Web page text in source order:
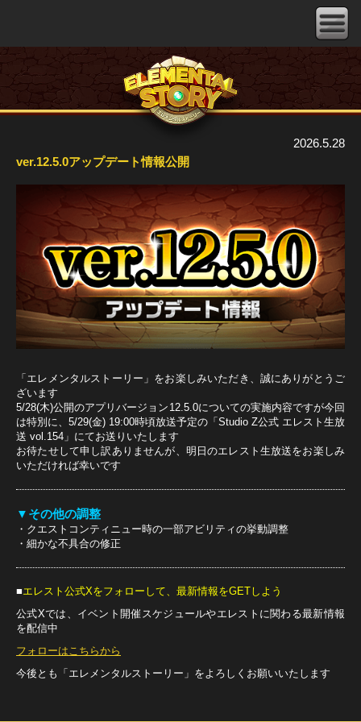
ver.12.5.0アップデート情報公開
2026.5.28
「エレメンタルストーリー」をお楽しみいただき、誠にありがとうご
ざいます
5/28(木)公開のアプリバージョン12.5.0についての実施内容ですが今回
は特別に、5/29(金) 19:00時頃放送予定の「Studio Z公式 エレスト生放
送 vol.154」にてお送りいたします
お待たせして申し訳ありませんが、明日のエレスト生放送をお楽しみ
いただければ幸いです
▼その他の調整
・クエストコンティニュー時の一部アビリティの挙動調整
・細かな不具合の修正
■エレスト公式Xをフォローして、最新情報をGETしよう
公式Xでは、イベント開催スケジュールやエレストに関わる最新情報
を配信中
フォローはこちらから
今後とも「エレメンタルストーリー」をよろしくお願いいたします